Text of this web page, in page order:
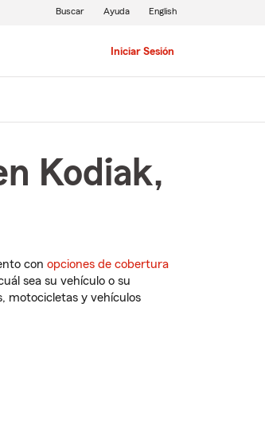
Iniciar Sesión
Buscar Ayuda English
Kodiak,
con opciones de cobertura
sea su vehículo o su
motocicletas y vehículos